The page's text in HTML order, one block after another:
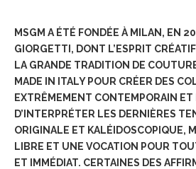
MSGM A ÉTÉ FONDÉE À MILAN, EN
GIORGETTI, DONT L’ESPRIT
LA GRANDE TRADITION DE
MADE IN ITALY POUR CRÉER DES
EXTRÊMEMENT CONTEMPORAIN ET
D’INTERPRÉTER LES DERNIÈRES
ORIGINALE ET KALÉIDOSCOPIQUE,
LIBRE ET UNE VOCATION POUR
ET IMMÉDIAT. CERTAINES DES